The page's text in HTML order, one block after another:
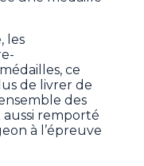
les
ce
de livrer de
des
aussi remporté
à l’épreuve